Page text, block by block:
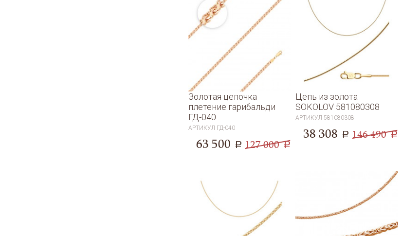
Золотая цепочка
плетение гарибальди
ГД-040
АРТИКУЛ ГД-040
63 500 a 127 000 a
Цепь из золота
SOKOLOV 581080308
АРТИКУЛ 581080308
38 308 a 146 490 a